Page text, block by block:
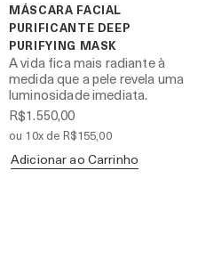
MÁSCARA FACIAL
PURIFICANTE DEEP
PURIFYING MASK
A vida fica mais radiante à
medida que a pele revela uma
luminosidade imediata.
R$1.550,00
ou 10x de R$155,00
Adicionar ao Carrinho